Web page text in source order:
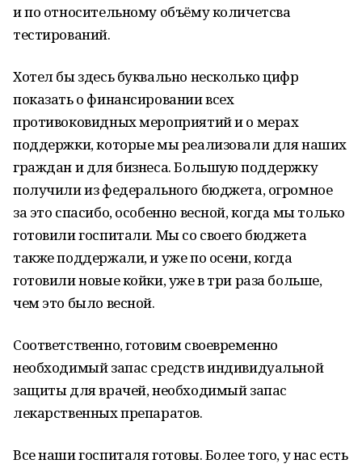
и по относительному объёму количетсва
тестирований.
Хотел бы здесь буквально несколько цифр
показать о финансировании всех
противоковидных мероприятий и о мерах
поддержки, которые мы реализовали для наших
граждан и для бизнеса. Большую поддержку
получили из федерального бюджета, огромное
за это спасибо, особенно весной, когда мы только
готовили госпитали. Мы со своего бюджета
также поддержали, и уже по осени, когда
готовили новые койки, уже в три раза больше,
чем это было весной.
Соответственно, готовим своевременно
необходимый запас средств индивидуальной
защиты для врачей, необходимый запас
лекарственных препаратов.
Все наши госпиталя готовы. Более того, у нас есть